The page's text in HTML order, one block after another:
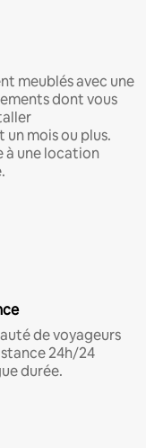
meublés avec une
dont vous
mois ou plus.
à une location
de voyageurs
24h/24
durée.